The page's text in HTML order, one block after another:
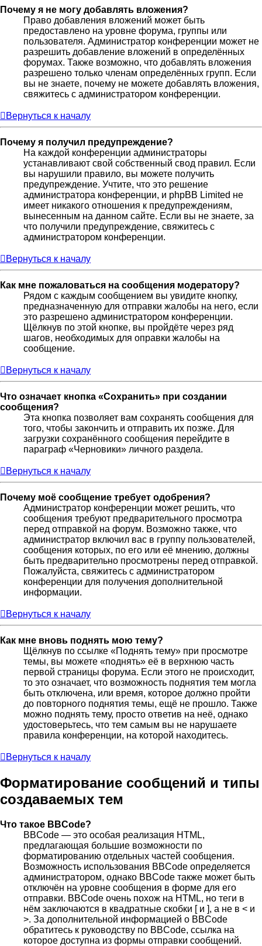
Почему я не могу добавлять вложения?
Право добавления вложений может быть
предоставлено на уровне форума, группы или
пользователя. Администратор конференции может не
разрешить добавление вложений в определённых
форумах. Также возможно, что добавлять вложения
разрешено только членам определённых групп. Если
вы не знаете, почему не можете добавлять вложения,
свяжитесь с администратором конференции.
Вернуться к началу
Почему я получил предупреждение?
На каждой конференции администраторы
устанавливают свой собственный свод правил. Если
вы нарушили правило, вы можете получить
предупреждение. Учтите, что это решение
администратора конференции, и phpBB Limited не
имеет никакого отношения к предупреждениям,
вынесенным на данном сайте. Если вы не знаете, за
что получили предупреждение, свяжитесь с
администратором конференции.
Вернуться к началу
Как мне пожаловаться на сообщения модератору?
Рядом с каждым сообщением вы увидите кнопку,
предназначенную для отправки жалобы на него, если
это разрешено администратором конференции.
Щёлкнув по этой кнопке, вы пройдёте через ряд
шагов, необходимых для оправки жалобы на
сообщение.
Вернуться к началу
Что означает кнопка «Сохранить» при создании
сообщения?
Эта кнопка позволяет вам сохранять сообщения для
того, чтобы закончить и отправить их позже. Для
загрузки сохранённого сообщения перейдите в
параграф «Черновики» личного раздела.
Вернуться к началу
Почему моё сообщение требует одобрения?
Администратор конференции может решить, что
сообщения требуют предварительного просмотра
перед отправкой на форум. Возможно также, что
администратор включил вас в группу пользователей,
сообщения которых, по его или её мнению, должны
быть предварительно просмотрены перед отправкой.
Пожалуйста, свяжитесь с администратором
конференции для получения дополнительной
информации.
Вернуться к началу
Как мне вновь поднять мою тему?
Щёлкнув по ссылке «Поднять тему» при просмотре
темы, вы можете «поднять» её в верхнюю часть
первой страницы форума. Если этого не происходит,
то это означает, что возможность поднятия тем могла
быть отключена, или время, которое должно пройти
до повторного поднятия темы, ещё не прошло. Также
можно поднять тему, просто ответив на неё, однако
удостоверьтесь, что тем самым вы не нарушаете
правила конференции, на которой находитесь.
Вернуться к началу
Форматирование сообщений и типы
создаваемых тем
Что такое BBCode?
BBCode — это особая реализация HTML,
предлагающая большие возможности по
форматированию отдельных частей сообщения.
Возможность использования BBCode определяется
администратором, однако BBCode также может быть
отключён на уровне сообщения в форме для его
отправки. BBCode очень похож на HTML, но теги в
нём заключаются в квадратные скобки [ и ], а не в < и
>. За дополнительной информацией о BBCode
обратитесь к руководству по BBCode, ссылка на
которое доступна из формы отправки сообщений.